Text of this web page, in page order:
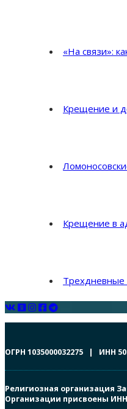
«На связи»:
Крещение и
Крещение в
Трехдневные
ОГРН 1035000032275 | ИНН
Религиозная организация
Организации присвоены ИНН